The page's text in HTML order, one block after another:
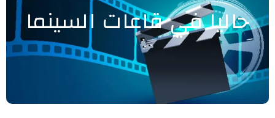
حاليا في قاعات السينما